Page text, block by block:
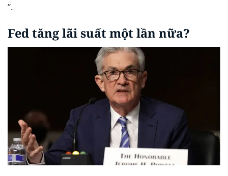
”.
Fed tăng lãi suất một lần nữa?